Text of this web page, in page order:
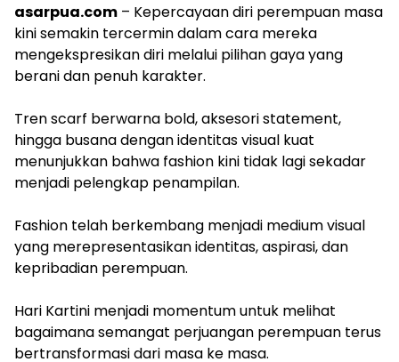
asarpua.com – Kepercayaan diri perempuan masa
kini semakin tercermin dalam cara mereka
mengekspresikan diri melalui pilihan gaya yang
berani dan penuh karakter.
Tren scarf berwarna bold, aksesori statement,
hingga busana dengan identitas visual kuat
menunjukkan bahwa fashion kini tidak lagi sekadar
menjadi pelengkap penampilan.
Fashion telah berkembang menjadi medium visual
yang merepresentasikan identitas, aspirasi, dan
kepribadian perempuan.
Hari Kartini menjadi momentum untuk melihat
bagaimana semangat perjuangan perempuan terus
bertransformasi dari masa ke masa.